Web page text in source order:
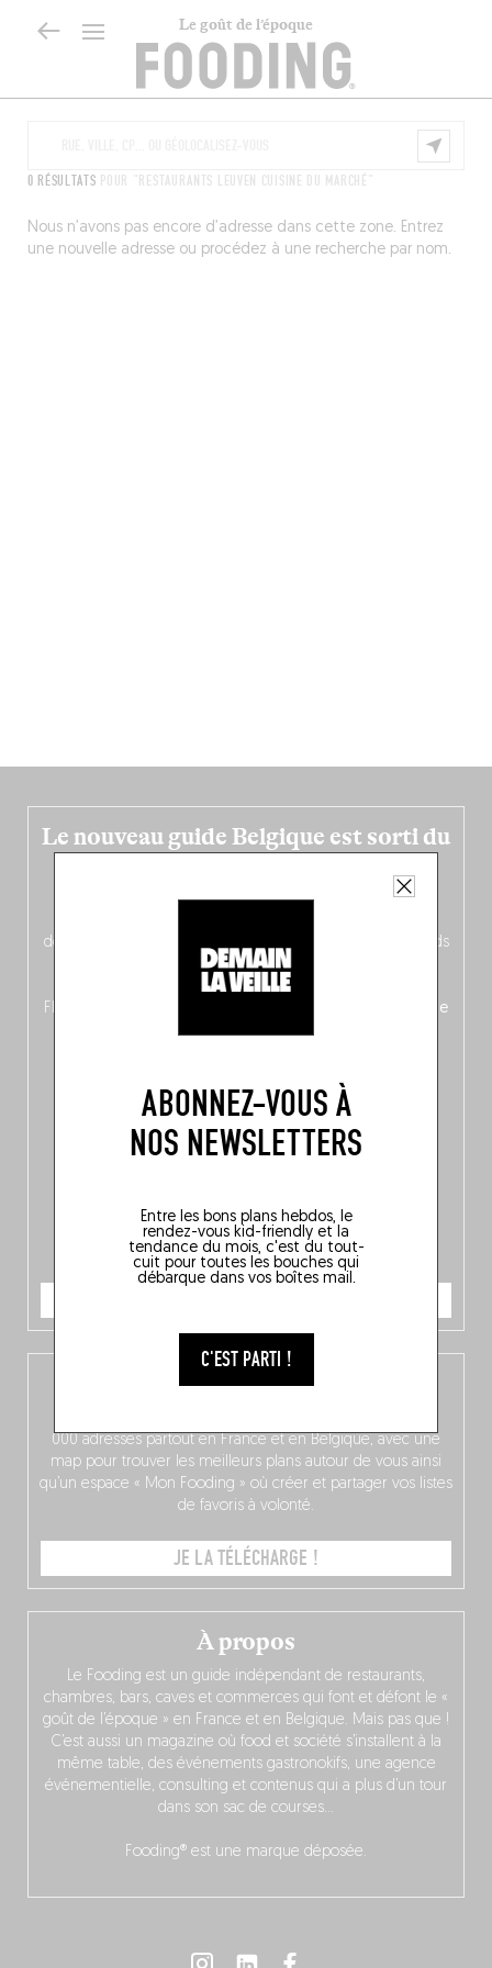
Le goût de l’époque
ABONNEZ-VOUS À
NOS NEWSLETTERS
Entre les bons plans hebdos, le
rendez-vous kid-friendly et la
tendance du mois, c'est du tout-
cuit pour toutes les bouches qui
débarque dans vos boîtes mail.
C'EST PARTI !
0 RÉSULTATS POUR "RESTAURANTS LEUVEN CUISINE DU MARCHÉ"
Nous n’avons pas encore d’adresse dans cette zone. Entrez
une nouvelle adresse ou procédez à une recherche par nom.
Le nouveau guide Belgique est sorti du
Dans ce quatrième opus bigoût (en français côté pile, en
découvrez
qui met les pieds
dans le plat (pays) pour se demander si la cuisine a une
150 adresses flambant neuves
Flandre, à Bruxelles et en Wallonie, ainsi qu’
un palmarès de
au sommet de la belgitude.
À propos
Le Fooding est un guide indépendant de restaurants,
chambres, bars, caves et commerces qui font et défont le «
goût de l’époque » en France et en Belgique. Mais pas que !
C’est aussi un magazine où food et société s’installent à la
même table, des événements gastronokifs, une agence
événementielle, consulting et contenus qui a plus d’un tour
dans son sac de courses…
Fooding® est une marque déposée.
L’app Fooding
000 adresses partout en France et en Belgique, avec une
map pour trouver les meilleurs plans autour de vous ainsi
qu’un espace « Mon Fooding » où créer et partager vos listes
de favoris à volonté.
JE LA TÉLÉCHARGE !